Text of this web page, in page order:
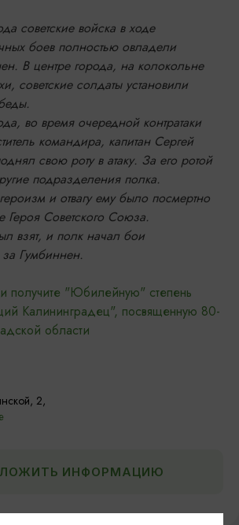
советские войска в ходе
боев полностью овладели
В центре города, на колокольне
советские солдаты установили
во время очередной контратаки
командира, капитан Сергей
свою роту в атаку. За его ротой
подразделения полка.
и отвагу ему было посмертно
Героя Советского Союза.
взят, и полк начал бои
Гумбиннен.
получите "Юбилейную" степень
Калининградец", посвященную 80-
области
2,
ИНФОРМАЦИЮ